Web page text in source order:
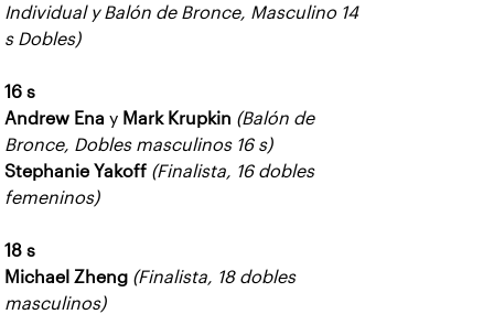
Individual y Balón de Bronce, Masculino 14
s Dobles)
16 s
Andrew Ena y Mark Krupkin (Balón de
Bronce, Dobles masculinos 16 s)
Stephanie Yakoff (Finalista, 16 dobles
femeninos)
18 s
Michael Zheng (Finalista, 18 dobles
masculinos)